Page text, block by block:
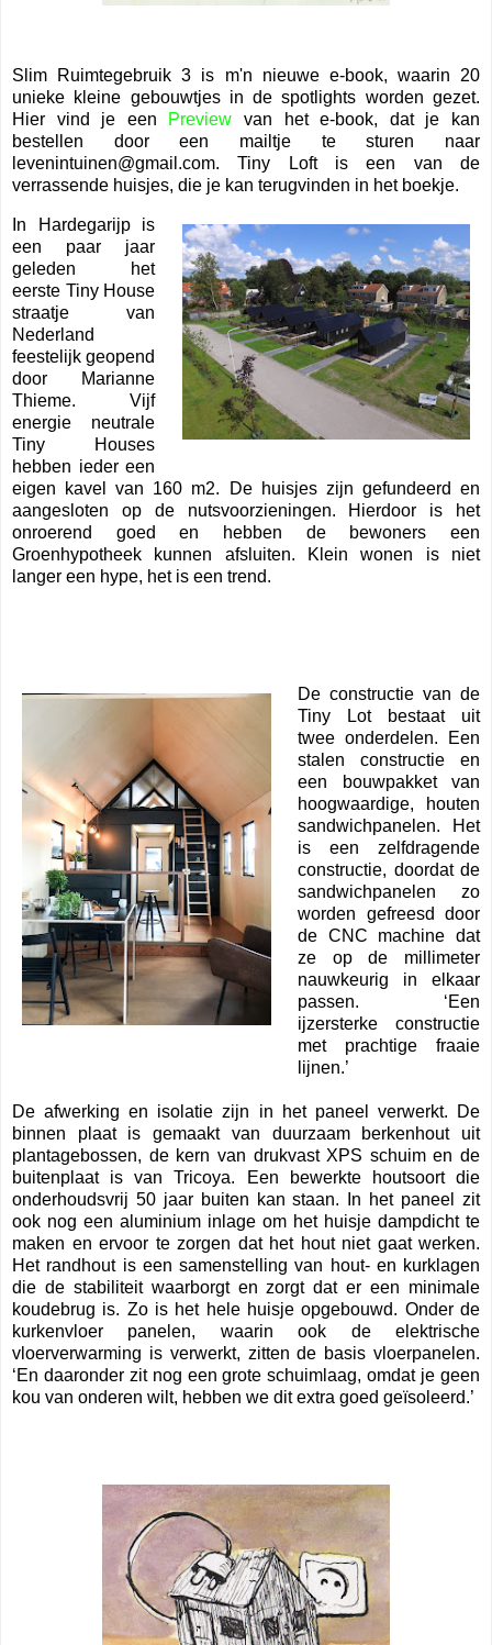
Slim Ruimtegebruik 3 is m'n nieuwe e-book, waarin 20
unieke kleine gebouwtjes in de spotlights worden gezet.
Hier vind je een Preview
van het e-book, dat je kan
bestellen door een mailtje te sturen naar
levenintuinen@gmail.com. Tiny Loft is een van de
verrassende huisjes, die je kan terugvinden in het boekje.
In Hardegarijp is
een paar jaar
geleden het
eerste Tiny House
straatje van
Nederland
feestelijk geopend
door Marianne
Thieme. Vijf
energie neutrale
Tiny Houses
hebben ieder een
eigen kavel van 160 m2. De huisjes zijn gefundeerd en
aangesloten op de nutsvoorzieningen. Hierdoor is het
onroerend goed en hebben de bewoners een
Groenhypotheek kunnen afsluiten. Klein wonen is niet
langer een hype, het is een trend.
De constructie van de
Tiny Lot bestaat uit
twee onderdelen. Een
stalen constructie en
een bouwpakket van
hoogwaardige, houten
sandwichpanelen. Het
is een zelfdragende
constructie, doordat de
sandwichpanelen zo
worden gefreesd door
de CNC machine dat
ze op de millimeter
nauwkeurig in elkaar
passen. ‘Een
ijzersterke constructie
met prachtige fraaie
lijnen.’
De afwerking en isolatie zijn in het paneel verwerkt. De
binnen plaat is gemaakt van duurzaam berkenhout uit
plantagebossen, de kern van drukvast XPS schuim en de
buitenplaat is van Tricoya. Een bewerkte houtsoort die
onderhoudsvrij 50 jaar buiten kan staan. In het paneel zit
ook nog een aluminium inlage om het huisje dampdicht te
maken en ervoor te zorgen dat het hout niet gaat werken.
Het randhout is een samenstelling van hout- en kurklagen
die de stabiliteit waarborgt en zorgt dat er een minimale
koudebrug is. Zo is het hele huisje opgebouwd. Onder de
kurkenvloer panelen, waarin ook de elektrische
vloerverwarming is verwerkt, zitten de basis vloerpanelen.
‘En daaronder zit nog een grote schuimlaag, omdat je geen
kou van onderen wilt, hebben we dit extra goed geïsoleerd.’